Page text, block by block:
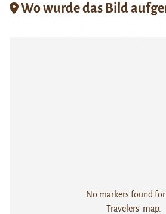
Wo wurde das Bild
No markers found
Travelers' map.